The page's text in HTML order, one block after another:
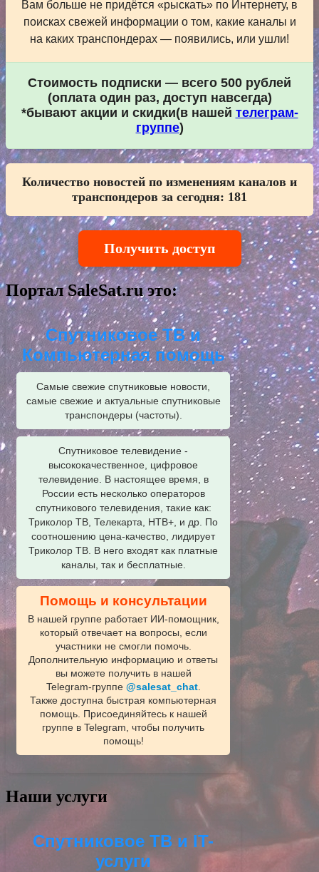
Вам больше не придётся «рыскать» по Интернету, в
поисках свежей информации о том, какие каналы и
на каких транспондерах — появились, или ушли!
Стоимость подписки — всего 500 рублей
(оплата один раз, доступ навсегда)
*бывают акции и скидки(в нашей телеграм-
группе)
Количество новостей по изменениям каналов и
транспондеров за сегодня: 181
Получить доступ
Портал SaleSat.ru это:
Спутниковое ТВ и
Компьютерная помощь
Самые свежие спутниковые новости,
самые свежие и актуальные спутниковые
транспондеры (частоты).
Спутниковое телевидение -
высококачественное, цифровое
телевидение. В настоящее время, в
России есть несколько операторов
спутникового телевидения, такие как:
Триколор ТВ, Телекарта, НТВ+, и др. По
соотношению цена-качество, лидирует
Триколор ТВ. В него входят как платные
каналы, так и бесплатные.
Помощь и консультации
В нашей группе работает ИИ‑помощник,
который отвечает на вопросы, если
участники не смогли помочь.
Дополнительную информацию и ответы
вы можете получить в нашей
Telegram‑группе @salesat_chat.
Также доступна быстрая компьютерная
помощь. Присоединяйтесь к нашей
группе в Telegram, чтобы получить
помощь!
Наши услуги
Спутниковое ТВ и IT-
услуги